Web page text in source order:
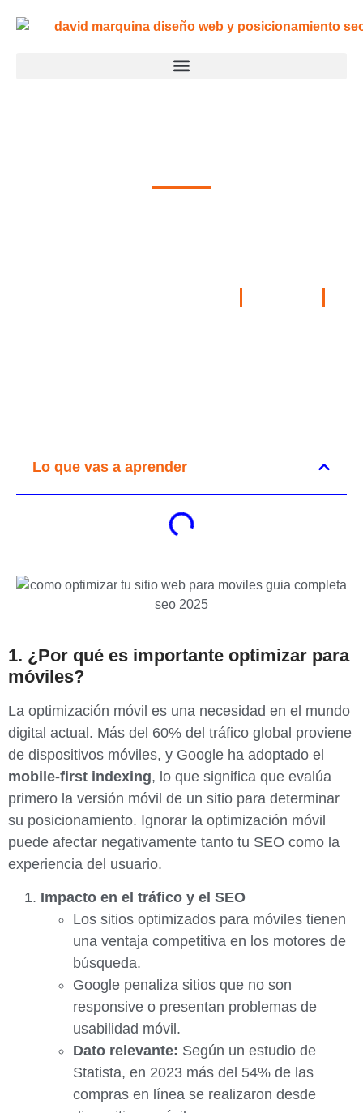
Lo que vas a aprender
1. ¿Por qué es importante optimizar para
móviles?
La optimización móvil es una necesidad en el mundo
digital actual. Más del 60% del tráfico global proviene
de dispositivos móviles, y Google ha adoptado el
mobile-first indexing, lo que significa que evalúa
primero la versión móvil de un sitio para determinar
su posicionamiento. Ignorar la optimización móvil
puede afectar negativamente tanto tu SEO como la
experiencia del usuario.
Impacto en el tráfico y el SEO
Los sitios optimizados para móviles tienen
una ventaja competitiva en los motores de
búsqueda.
Google penaliza sitios que no son
responsive o presentan problemas de
usabilidad móvil.
Dato relevante: Según un estudio de
Statista, en 2023 más del 54% de las
compras en línea se realizaron desde